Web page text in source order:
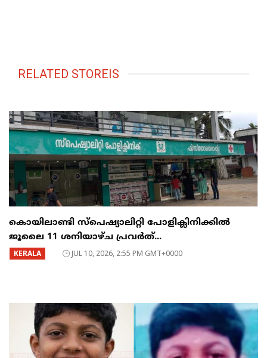
RELATED STOREIS
കൊയിലാണ്ടി സ്പെഷ്യാലിറ്റി പോളിക്ലിനിക്കിൽ
ജൂലൈ 11 ശനിയാഴ്ച പ്രവർത്...
KERALA JUL 10, 2026, 2:55 PM GMT+0000